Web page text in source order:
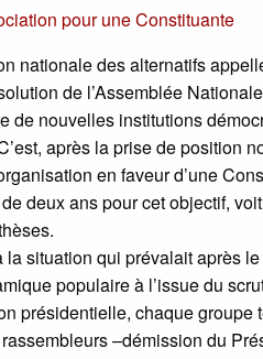
pour une Constituante
nationale des alternatifs
de l’Assemblée
de nouvelles institutions
après la prise de position
en faveur d’une
deux ans pour cet objectif,
situation qui prévalait après
populaire à l’issue du
présidentielle, chaque groupe
–démission du